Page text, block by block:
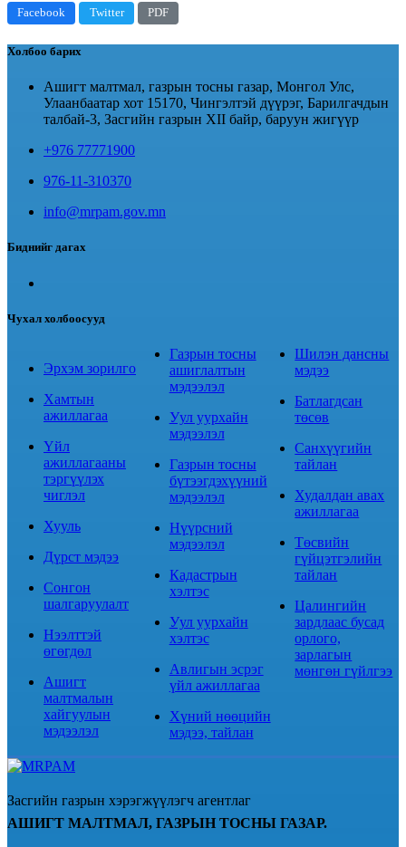
Facebook Twitter PDF
Холбоо барих
Ашигт малтмал, газрын тосны газар, Монгол Улс,
Улаанбаатар хот 15170, Чингэлтэй дүүрэг, Барилгачдын
талбай-3, Засгийн газрын XII байр, баруун жигүүр
+976 77771900
976-11-310370
info@mrpam.gov.mn
Биднийг дагах
Чухал холбоосууд
Эрхэм зорилго
Хамтын
ажиллагаа
Үйл
ажиллагааны
тэргүүлэх
чиглэл
Хууль
Дүрст мэдээ
Сонгон
шалгаруулалт
Нээлттэй
өгөгдөл
Ашигт
малтмалын
хайгуулын
мэдээлэл
Газрын тосны
ашиглалтын
мэдээлэл
Уул уурхайн
мэдээлэл
Газрын тосны
бүтээгдэхүүний
мэдээлэл
Нүүрсний
мэдээлэл
Кадастрын
хэлтэс
Уул уурхайн
хэлтэс
Авлигын эсрэг
үйл ажиллагаа
Хүний нөөцийн
мэдээ, тайлан
Шилэн дансны
мэдээ
Батлагдсан
төсөв
Санхүүгийн
тайлан
Худалдан авах
ажиллагаа
Төсвийн
гүйцэтгэлийн
тайлан
Цалингийн
зардлаас бусад
орлого,
зарлагын
мөнгөн гүйлгээ
Засгийн газрын хэрэгжүүлэгч агентлаг
АШИГТ МАЛТМАЛ, ГАЗРЫН ТОСНЫ ГАЗАР.